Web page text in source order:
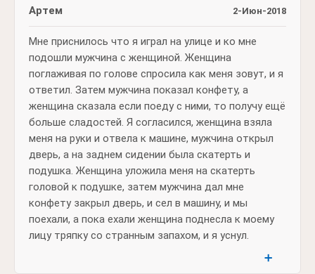
2-Июн-2018
Артем
Мне приснилось что я играл на улице и ко мне
подошли мужчина с женщиной. Женщина
поглаживая по голове спросила как меня зовут, и я
ответил. Затем мужчина показал конфету, а
женщина сказала если поеду с ними, то получу ещё
больше сладостей. Я согласился, женщина взяла
меня на руки и отвела к машине, мужчина открыл
дверь, а на заднем сидении была скатерть и
подушка. Женщина уложила меня на скатерть
головой к подушке, затем мужчина дал мне
конфету закрыл дверь, и сел в машину, и мы
поехали, а пока ехали женщина поднесла к моему
лицу тряпку со странным запахом, и я уснул.
➕